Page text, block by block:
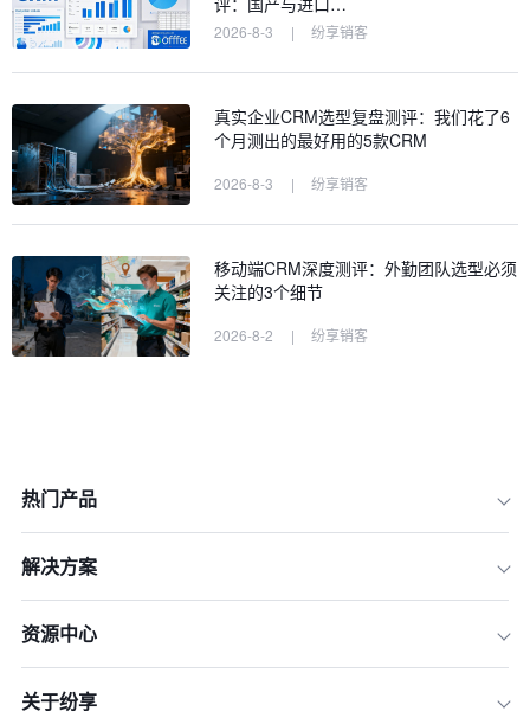
2026-8-3 | 纷享销客
真实企业CRM选型复盘测评：我们花了6
个月测出的最好用的5款CRM
2026-8-3 | 纷享销客
移动端CRM深度测评：外勤团队选型必须
关注的3个细节
2026-8-2 | 纷享销客
热门产品
解决方案
资源中心
关于纷享